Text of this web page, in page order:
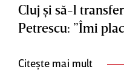
Cluj şi să-l
Petrescu: ”Îmi
Citește mai mult